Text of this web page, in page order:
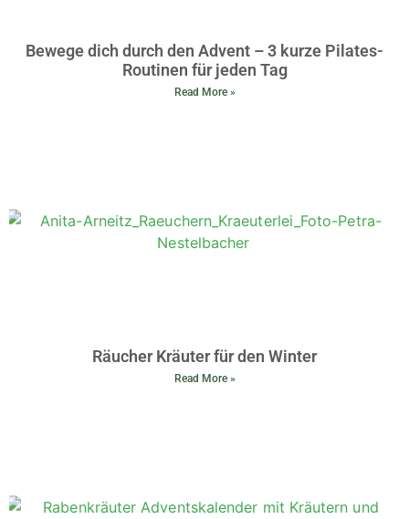
Bewege dich durch den Advent – 3 kurze Pilates-
Routinen für jeden Tag
Read More »
Räucher Kräuter für den Winter
Read More »